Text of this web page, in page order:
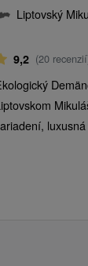
Liptovský
9,2 (20